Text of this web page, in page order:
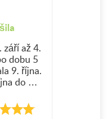
září až 4.
dobu 5
9. října.
do 13.
s čirou
Jsem 2